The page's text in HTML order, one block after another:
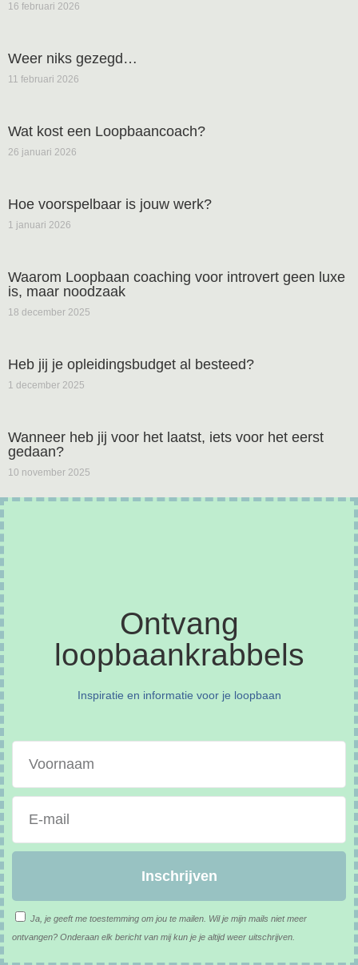
16 februari 2026
Weer niks gezegd…
11 februari 2026
Wat kost een Loopbaancoach?
26 januari 2026
Hoe voorspelbaar is jouw werk?
1 januari 2026
Waarom Loopbaan coaching voor introvert geen luxe
is, maar noodzaak
18 december 2025
Heb jij je opleidingsbudget al besteed?
1 december 2025
Wanneer heb jij voor het laatst, iets voor het eerst
gedaan?
10 november 2025
Ontvang
loopbaankrabbels
Inspiratie en informatie voor je loopbaan
Ja, je geeft me toestemming om jou te mailen. Wil je mijn mails niet meer
ontvangen? Onderaan elk bericht van mij kun je je altijd weer uitschrijven.
Inschrijven